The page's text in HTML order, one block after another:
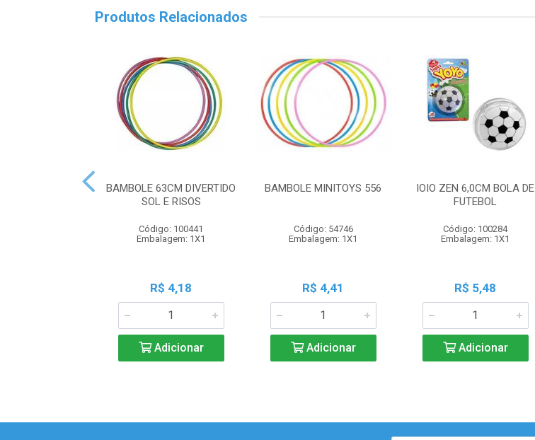
Produtos Relacionados
BAMBOLE 63CM DIVERTIDO
SOL E RISOS
Código: 100441
Embalagem: 1X1
R$ 4,18
Adicionar
BAMBOLE MINITOYS 556
Código: 54746
Embalagem: 1X1
R$ 4,41
Adicionar
IOIO ZEN 6,0CM BOLA DE
FUTEBOL
Código: 100284
Embalagem: 1X1
R$ 5,48
Adicionar